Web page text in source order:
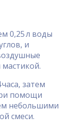
0,25 л воды
и
затем
помощи
небольшими
смеси.